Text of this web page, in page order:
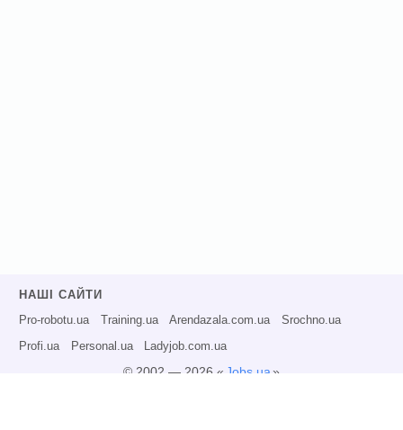
НАШІ САЙТИ
Pro-robotu.ua Training.ua Arendazala.com.ua Srochno.ua
Profi.ua Personal.ua Ladyjob.com.ua
© 2002 — 2026 « Jobs.ua»